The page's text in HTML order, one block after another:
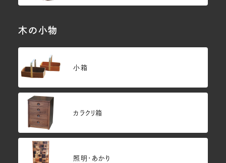
木の小物
小箱
カラクリ箱
照明・あかり